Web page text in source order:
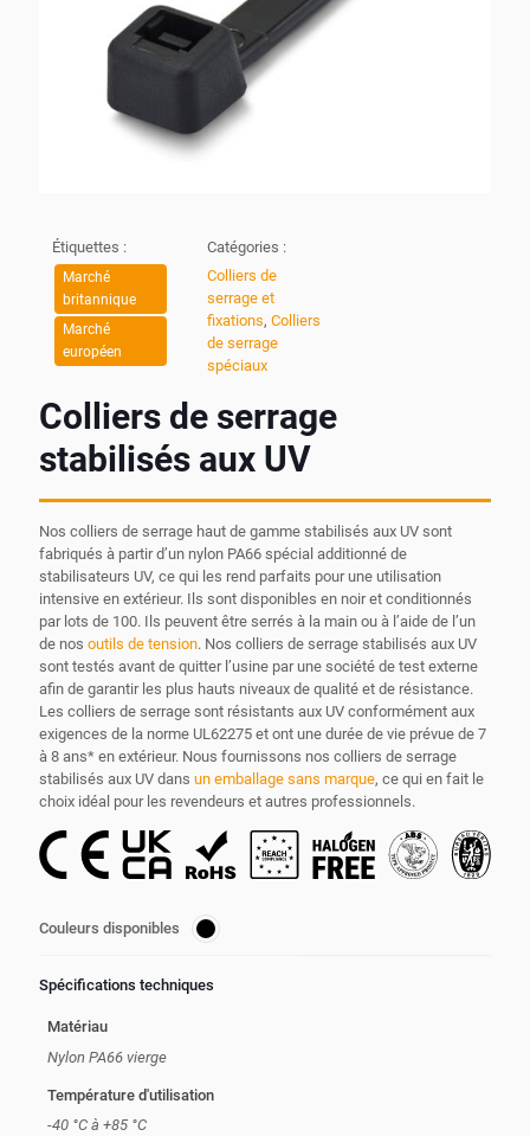
Étiquettes :
Marché
britannique
Marché
européen
Catégories :
Colliers de
serrage et
fixations, Colliers
de serrage
spéciaux
Colliers de serrage
stabilisés aux UV
Nos colliers de serrage haut de gamme stabilisés aux UV sont
fabriqués à partir d’un nylon PA66 spécial additionné de
stabilisateurs UV, ce qui les rend parfaits pour une utilisation
intensive en extérieur. Ils sont disponibles en noir et conditionnés
par lots de 100. Ils peuvent être serrés à la main ou à l’aide de l’un
de nos outils de tension. Nos colliers de serrage stabilisés aux UV
sont testés avant de quitter l’usine par une société de test externe
afin de garantir les plus hauts niveaux de qualité et de résistance.
Les colliers de serrage sont résistants aux UV conformément aux
exigences de la norme UL62275 et ont une durée de vie prévue de 7
à 8 ans* en extérieur. Nous fournissons nos colliers de serrage
stabilisés aux UV dans un emballage sans marque, ce qui en fait le
choix idéal pour les revendeurs et autres professionnels.
Couleurs disponibles
Spécifications techniques
Matériau
Nylon PA66 vierge
Température d'utilisation
-40 °C à +85 °C